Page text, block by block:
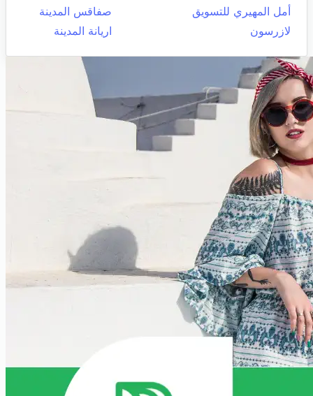
أمل المهيري للتسويق
صفاقس المدينة
لازرسون
اريانة المدينة